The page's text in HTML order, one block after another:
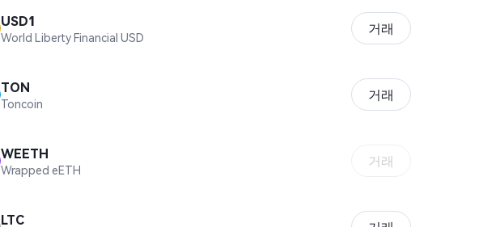
USD1
World Liberty Financial USD
거래
TON
Toncoin
거래
WEETH
Wrapped eETH
거래
LTC